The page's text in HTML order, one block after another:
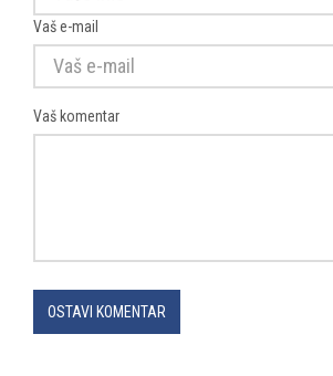
Vaš e-mail
Vaš komentar
OSTAVI KOMENTAR